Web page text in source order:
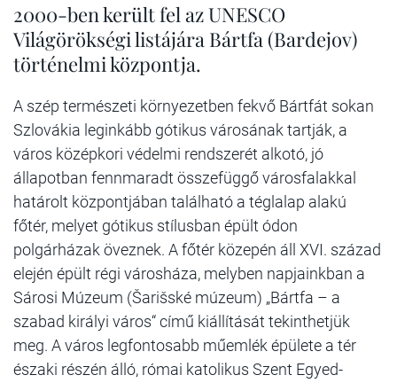
2000-ben került fel az UNESCO
Világörökségi listájára Bártfa (Bardejov)
történelmi központja.
A szép természeti környezetben fekvő Bártfát sokan
Szlovákia leginkább gótikus városának tartják, a
város középkori védelmi rendszerét alkotó, jó
állapotban fennmaradt összefüggő városfalakkal
határolt központjában található a téglalap alakú
főtér, melyet gótikus stílusban épült ódon
polgárházak öveznek. A főtér közepén áll XVI. század
elején épült régi városháza, melyben napjainkban a
Sárosi Múzeum (Šarišské múzeum) „Bártfa – a
szabad királyi város“ című kiállítását tekinthetjük
meg. A város legfontosabb műemlék épülete a tér
északi részén álló, római katolikus Szent Egyed-